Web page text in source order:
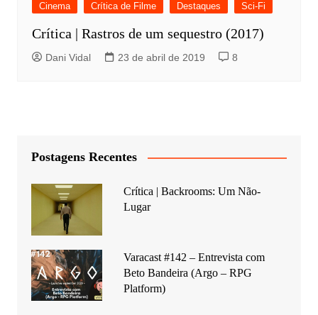
Cinema Crítica de Filme Destaques Sci-Fi
Crítica | Rastros de um sequestro (2017)
Dani Vidal 23 de abril de 2019 8
Postagens Recentes
Crítica | Backrooms: Um Não-
Lugar
Varacast #142 – Entrevista com
Beto Bandeira (Argo – RPG
Platform)